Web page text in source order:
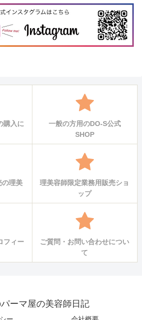
購入に
一般の方用のDO-S公式
SHOP
の理美
理美容師限定業務用販売ショ
ップ
フィー
ご質問・お問い合わせについ
て
ーマ屋の美容師日記